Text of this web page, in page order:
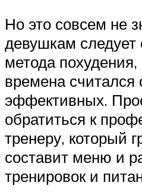
Но это совсем не
девушкам следует
метода
времена
эффективных.
обратиться к
тренеру, который
составит меню и
тренировок и